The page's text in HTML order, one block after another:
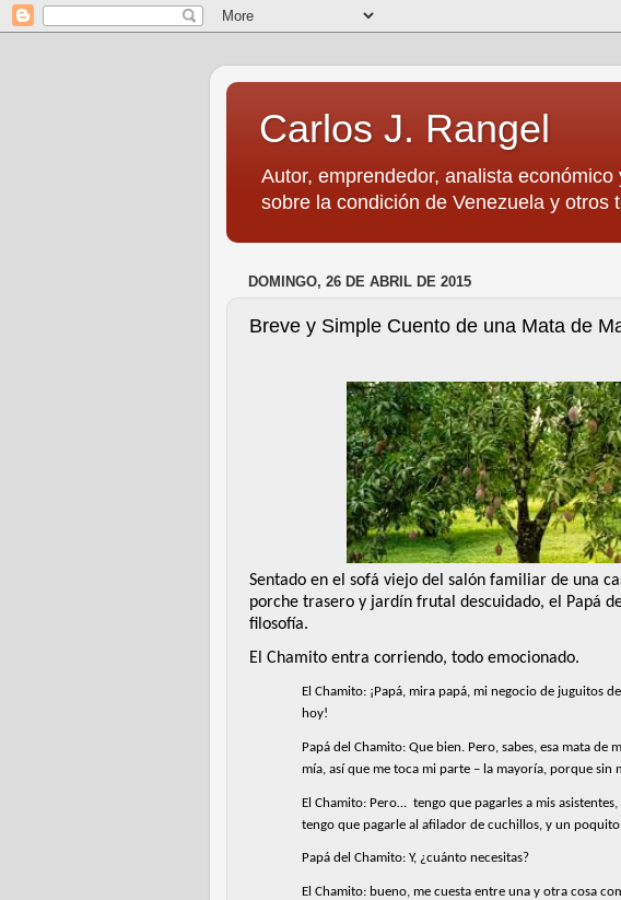
Carlos J. Rangel
Autor, emprendedor, analista
sobre la condición de Venezuela y otros
DOMINGO, 26 DE ABRIL DE 2015
Breve y Simple Cuento de una Mata de
Sentado en el sofá viejo del salón familiar de una
porche trasero y jardín frutal descuidado, el Papá
filosofía.
El Chamito entra corriendo, todo emocionado.
El Chamito: ¡Papá, mira papá, mi negocio de juguitos
hoy!
Papá del Chamito: Que bien. Pero, sabes, esa mata de
mía, así que me toca mi parte – la mayoría, porque sin
El Chamito: Pero… tengo que pagarles a mis
tengo que pagarle al afilador de cuchillos, y un
Papá del Chamito: Y, ¿cuánto necesitas?
El Chamito: bueno, me cuesta entre una y otra cosa